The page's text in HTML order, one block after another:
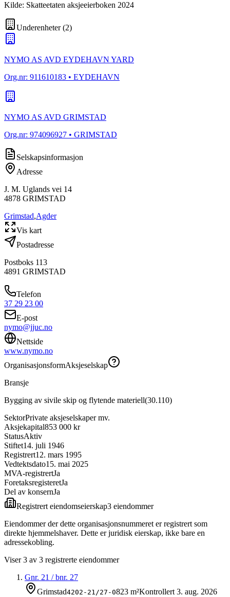
Kilde: Skatteetaten aksjeeierboken 2024
Underenheter(2)
NYMO AS AVD EYDEHAVN YARD
Org.nr: 911610183 • EYDEHAVN
NYMO AS AVD GRIMSTAD
Org.nr: 974096927 • GRIMSTAD
Selskapsinformasjon
Adresse
J. M. Uglands vei 14
4878 GRIMSTAD
Grimstad,Agder
Vis kart
Postadresse
Postboks 113
4891 GRIMSTAD
Telefon
37 29 23 00
E-post
nymo@jjuc.no
Nettside
www.nymo.no
OrganisasjonsformAksjeselskap
Bransje
Bygging av sivile skip og flytende materiell(30.110)
SektorPrivate aksjeselskaper mv.
Aksjekapital853 000 kr
StatusAktiv
Stiftet14. juli 1946
Registrert12. mars 1995
Vedtektsdato15. mai 2025
MVA-registrertJa
ForetaksregisteretJa
Del av konsernJa
Registrert eiendomseierskap3 eiendommer
Eiendommer der dette organisasjonsnummeret er registrert som
direkte hjemmelshaver. Dette er juridisk eierskap, ikke bare en
adressekobling.
Viser3 av 3 registrerte eiendommer
Gnr. 21 / bnr. 27
Grimstad4202-21/27-0823 m²Kontrollert3. aug. 2026